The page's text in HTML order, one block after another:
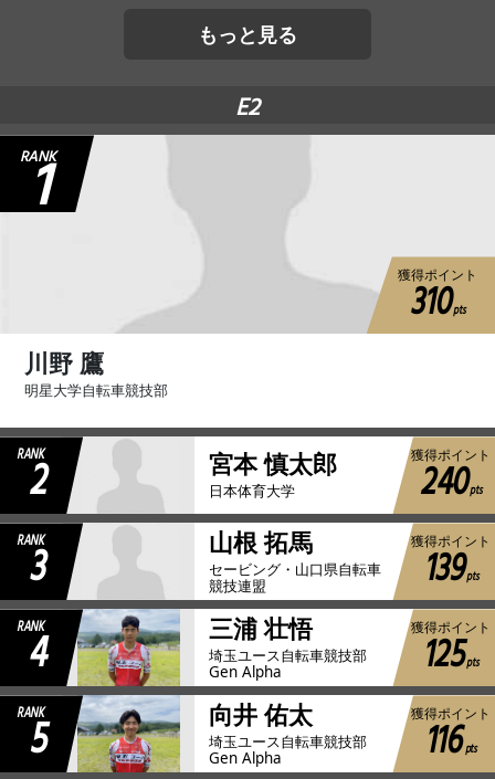
もっと見る
E2
RANK
1
獲得ポイント
310pts
川野 鷹
明星大学自転車競技部
RANK
2 宮本 慎太郎
日本体育大学
獲得ポイント
240pts
RANK
3 山根 拓馬
セービング・山口県自転車
競技連盟
獲得ポイント
139pts
RANK
4 三浦 壮悟
埼玉ユース自転車競技部
Gen Alpha
獲得ポイント
125pts
RANK
5 向井 佑太
埼玉ユース自転車競技部
Gen Alpha
獲得ポイント
116pts